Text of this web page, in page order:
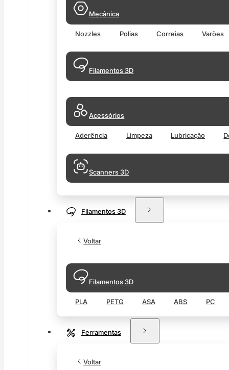
Mecânica
Nozzles Polias Correias Varões
Filamentos 3D
Acessórios
Aderência Limpeza Lubricação
Scanners 3D
Filamentos 3D
Voltar
Filamentos 3D
PLA PETG ASA ABS PC
Ferramentas
Voltar